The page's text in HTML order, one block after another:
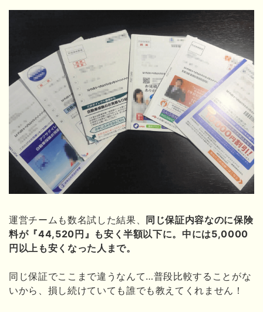
運営チームも数名試した結果、
同じ保証内容なのに保険
料が『44,520円』も安く半額以下に。中には5,0000
円以上も安くなった人まで。
同じ保証でここまで違うなんて…普段比較することがな
いから、損し続けていても誰でも教えてくれません！